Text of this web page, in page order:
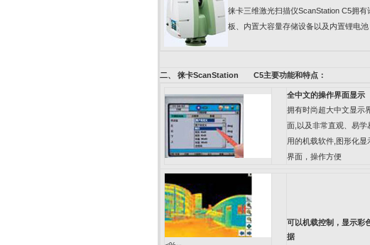
徕卡三维激光扫描仪ScanStation C5拥有
板、内置大容量存储设备以及内置锂电
二、 徕卡ScanStation C5主要功能和特点：
全中文的操作界面显示
拥有时尚超大中文显示
面 以及非常直观、易学
用的机载软件 图形化显
界面，操作方便
可以机载控制，显示彩
据